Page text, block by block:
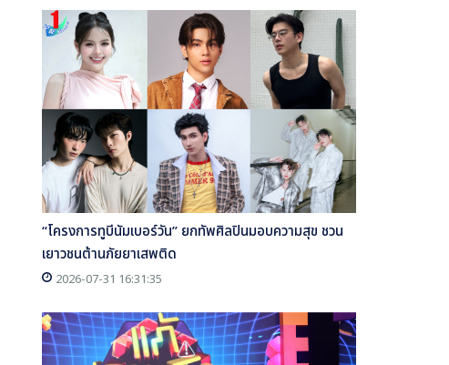
“โครงการทูบีนัมเบอร์วัน” ยกทัพศิลปินมอบความสุข ชวน
เยาวชนต้านภัยยาเสพติด
2026-07-31 16:31:35